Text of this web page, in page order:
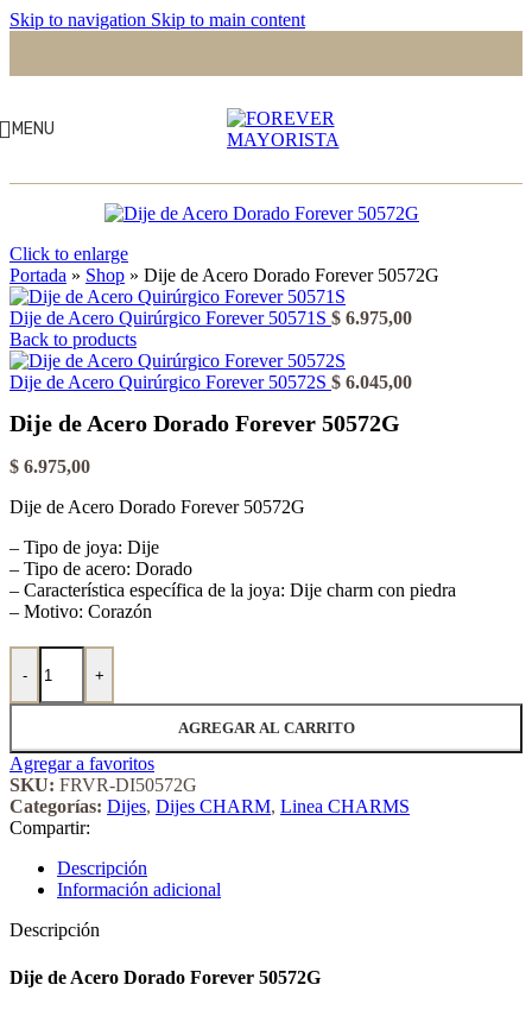
Skip to navigation Skip to main content
MENU
Click to enlarge
Portada » Shop » Dije de Acero Dorado Forever 50572G
Dije de Acero Quirúrgico Forever 50571S $ 6.975,00
Back to products
Dije de Acero Quirúrgico Forever 50572S $ 6.045,00
Dije de Acero Dorado Forever 50572G
$ 6.975,00
Dije de Acero Dorado Forever 50572G
– Tipo de joya: Dije
– Tipo de acero: Dorado
– Característica específica de la joya: Dije charm con piedra
– Motivo: Corazón
-
Dije de Acero Dorado Forever 50572G cantidad
+
AGREGAR AL CARRITO
Agregar a favoritos
SKU: FRVR-DI50572G
Categorías: Dijes, Dijes CHARM, Linea CHARMS
Compartir:
Descripción
Información adicional
Descripción
Dije de Acero Dorado Forever 50572G